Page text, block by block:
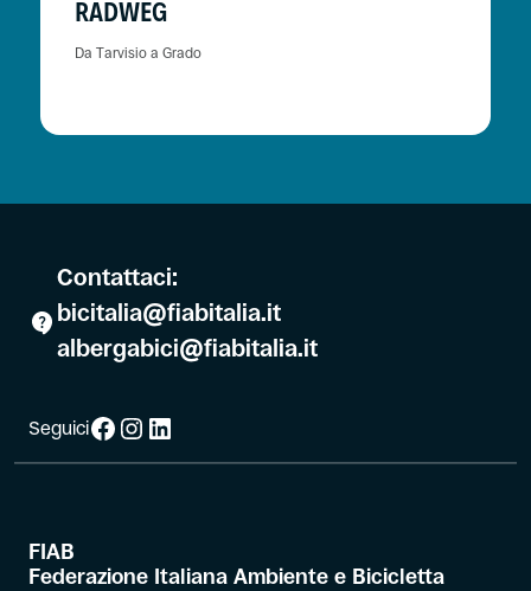
RADWEG
Da Tarvisio a Grado
Contattaci:
bicitalia@fiabitalia.it
albergabici@fiabitalia.it
SeguiciFacebook
Instagram
LinkedIn
FIAB
Federazione Italiana Ambiente e Bicicletta